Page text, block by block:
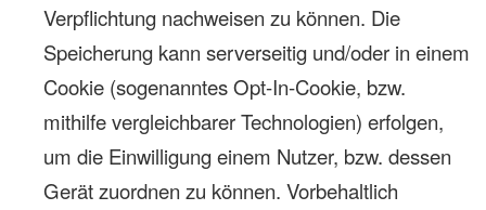
Verpflichtung nachweisen zu können. Die
Speicherung kann serverseitig und/oder in einem
Cookie (sogenanntes Opt-In-Cookie, bzw.
mithilfe vergleichbarer Technologien) erfolgen,
um die Einwilligung einem Nutzer, bzw. dessen
Gerät zuordnen zu können. Vorbehaltlich